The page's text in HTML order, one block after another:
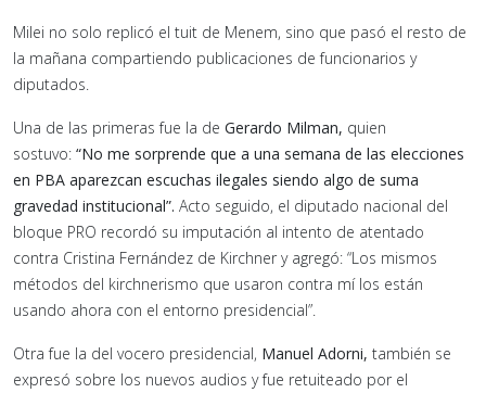
Milei no solo replicó el tuit de Menem, sino que pasó el resto de
la mañana compartiendo publicaciones de funcionarios y
diputados.
Una de las primeras fue la de Gerardo Milman, quien
sostuvo: “No me sorprende que a una semana de las elecciones
en PBA aparezcan escuchas ilegales siendo algo de suma
gravedad institucional”. Acto seguido, el diputado nacional del
bloque PRO recordó su imputación al intento de atentado
contra Cristina Fernández de Kirchner y agregó: “Los mismos
métodos del kirchnerismo que usaron contra mí los están
usando ahora con el entorno presidencial”.
Otra fue la del vocero presidencial, Manuel Adorni, también se
expresó sobre los nuevos audios y fue retuiteado por el